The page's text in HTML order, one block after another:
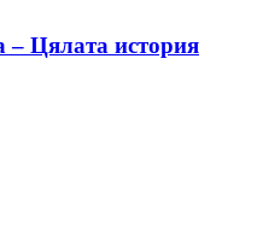
Цялата история